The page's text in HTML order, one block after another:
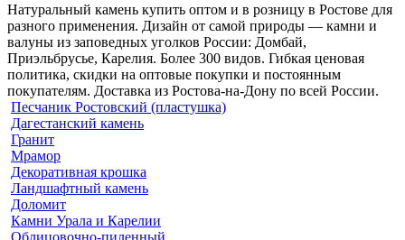
Натуральный камень купить оптом и в розницу в Ростове для
разного применения. Дизайн от самой природы — камни и
валуны из заповедных уголков России: Домбай,
Приэльбрусье, Карелия. Более 300 видов. Гибкая ценовая
политика, скидки на оптовые покупки и постоянным
покупателям. Доставка из Ростова-на-Дону по всей России.
Песчаник Ростовский (пластушка)
Дагестанский камень
Гранит
Мрамор
Декоративная крошка
Ландшафтный камень
Доломит
Камни Урала и Карелии
Облицовочно-пиленный